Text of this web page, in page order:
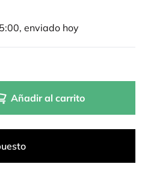
enviado hoy
Añadir al carrito